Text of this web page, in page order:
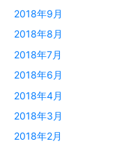
2018年9月
2018年8月
2018年7月
2018年6月
2018年4月
2018年3月
2018年2月